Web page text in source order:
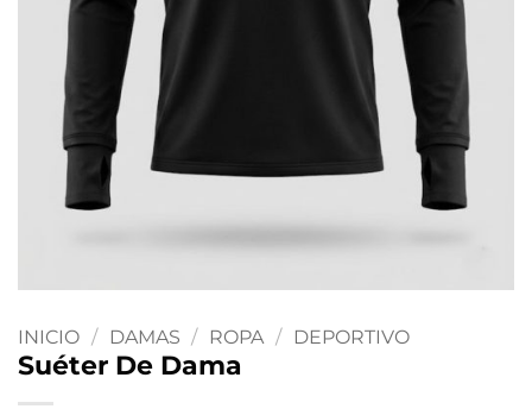
INICIO / DAMAS / ROPA / DEPORTIVO
Suéter De Dama